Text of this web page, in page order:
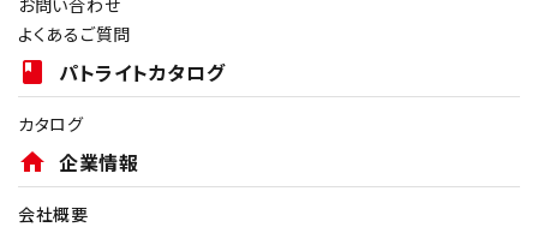
お問い合わせ
よくあるご質問
book パトライトカタログ
カタログ
home 企業情報
会社概要